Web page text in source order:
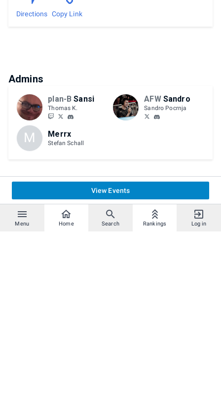
Menu Home Search Rankings Log in
Directions Copy Link
Admins
plan-B Sansi
Thomas K.
AFW Sandro
Sandro Pocrnja
M Merrx
Stefan Schall
View Events